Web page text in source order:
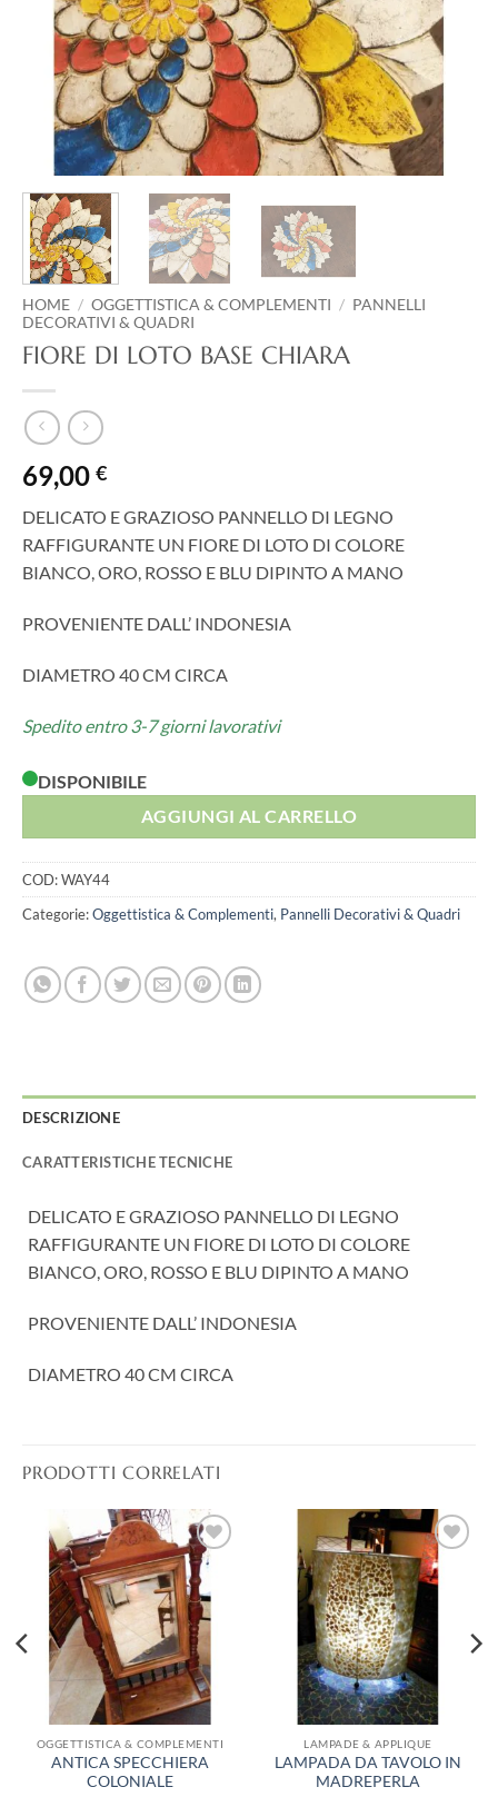
HOME / OGGETTISTICA & COMPLEMENTI / PANNELLI
DECORATIVI & QUADRI
FIORE DI LOTO BASE CHIARA
69,00 €
DELICATO E GRAZIOSO PANNELLO DI LEGNO
RAFFIGURANTE UN FIORE DI LOTO DI COLORE
BIANCO, ORO, ROSSO E BLU DIPINTO A MANO
PROVENIENTE DALL’ INDONESIA
DIAMETRO 40 CM CIRCA
Spedito entro 3-7 giorni lavorativi
DISPONIBILE
AGGIUNGI AL CARRELLO
COD:WAY44
Categorie:Oggettistica & Complementi, Pannelli Decorativi & Quadri
DESCRIZIONE
CARATTERISTICHE TECNICHE
DELICATO E GRAZIOSO PANNELLO DI LEGNO
RAFFIGURANTE UN FIORE DI LOTO DI COLORE
BIANCO, ORO, ROSSO E BLU DIPINTO A MANO
PROVENIENTE DALL’ INDONESIA
DIAMETRO 40 CM CIRCA
PRODOTTI CORRELATI
Aggiungi
alla lista
dei
desideri
OGGETTISTICA & COMPLEMENTI
ANTICA SPECCHIERA
COLONIALE
Aggiungi
alla lista
LAMPADE & APPLIQUE
LAMPADA DA TAVOLO IN
MADREPERLA